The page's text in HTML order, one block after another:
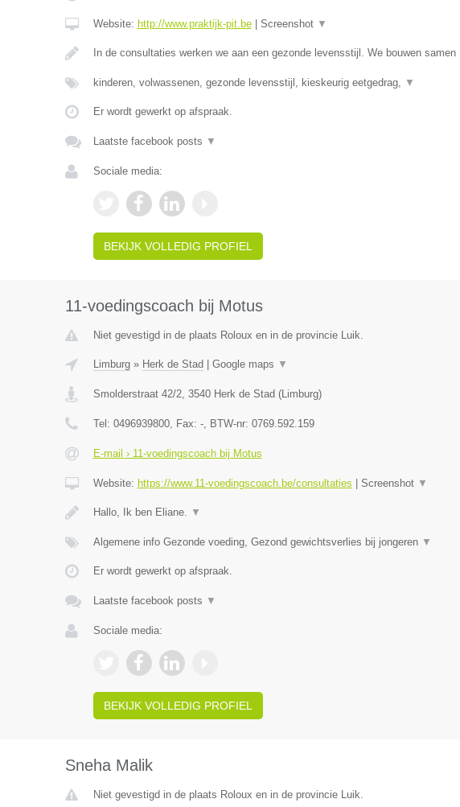
Website: http://www.praktijk-pit.be| Screenshot ▼
In de consultaties werken we aan een gezonde levensstijl. We bouwen samen
kinderen, volwassenen, gezonde levensstijl, kieskeurig eetgedrag, ▼
Er wordt gewerkt op afspraak.
Laatste facebook posts ▼
Sociale media:
BEKIJK VOLLEDIG PROFIEL
11-voedingscoach bij Motus
Niet gevestigd in de plaats Roloux en in de provincie Luik.
Limburg» Herk de Stad Google maps ▼
Smolderstraat 42/2, 3540 Herk de Stad (Limburg)
Tel: 0496939800, Fax: -, BTW-nr: 0769.592.159
E-mail › 11-voedingscoach bij Motus
Website: https://www.11-voedingscoach.be/consultaties Screenshot ▼
Hallo, Ik ben Eliane. ▼
Algemene info Gezonde voeding, Gezond gewichtsverlies bij jongeren ▼
Er wordt gewerkt op afspraak.
Laatste facebook posts ▼
Sociale media:
BEKIJK VOLLEDIG PROFIEL
Sneha Malik
Niet gevestigd in de plaats Roloux en in de provincie Luik.